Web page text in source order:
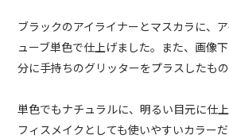
ブラックのアイライナーとマスカラに、
ューブ単色で仕上げました。また、画像
分に手持ちのグリッターをプラスしたもの
単色でもナチュラルに、明るい目元に仕
フィスメイクとしても使いやすいカラーだ